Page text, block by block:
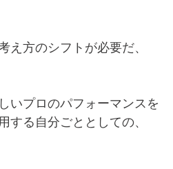
方のシフトが必要だ、
いプロのパフォーマンスを
る自分ごととしての、